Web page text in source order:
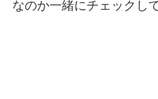
なのか一緒にチェックし